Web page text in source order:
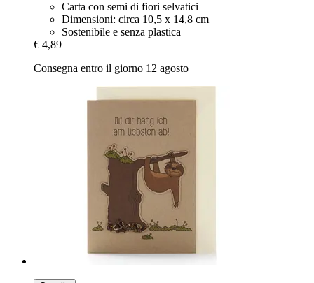
Carta con semi di fiori selvatici
Dimensioni: circa 10,5 x 14,8 cm
Sostenibile e senza plastica
€ 4,89
Consegna entro il giorno 12 agosto